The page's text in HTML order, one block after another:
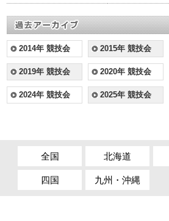
2014年 競技会 2015年 競技会
2019年 競技会 2020年 競技会
2024年 競技会 2025年 競技会
全国 北海道
四国 九州・沖縄